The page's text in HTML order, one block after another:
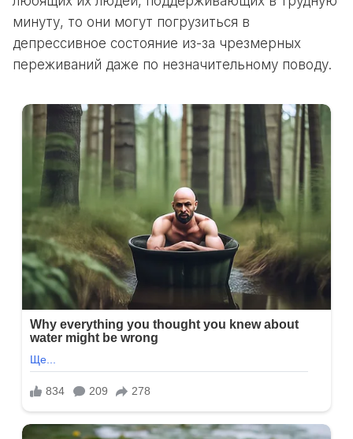
минуту, то они могут погрузиться в
депрессивное состояние из-за чрезмерных
переживаний даже по незначительному поводу.